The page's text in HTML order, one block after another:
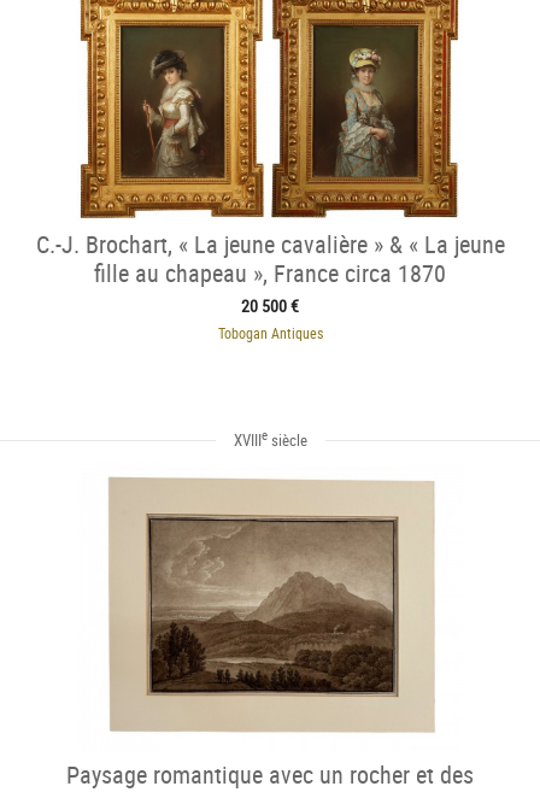
C.-J. Brochart, « La jeune cavalière » & « La jeune
fille au chapeau », France circa 1870
20 500 €
Tobogan Antiques
XVIIIesiècle
Paysage romantique avec un rocher et des